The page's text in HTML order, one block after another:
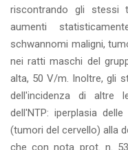
riscontrando gli stessi
aumenti
schwannomi maligni,
nei ratti maschi del
alta, 50 V/m. Inoltre, gli
dell'incidenza di altre
dell'NTP: iperplasia
(tumori del cervello) alla
che con nota prot. n.